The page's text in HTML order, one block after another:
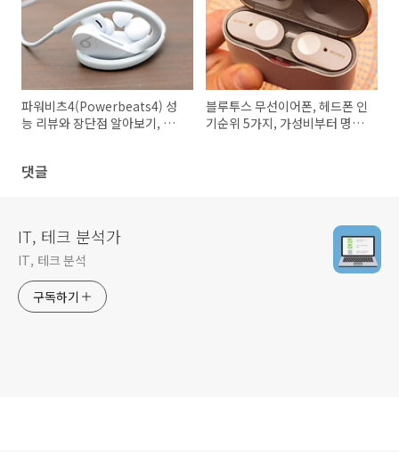
파워비츠4(Powerbeats4) 성
능 리뷰와 장단점 알아보기, 애
블루투스 무선이어폰, 헤드폰 인
기순위 5가지, 가성비부터 명품
댓글
IT, 테크 분석가
IT, 테크 분석
구독하기